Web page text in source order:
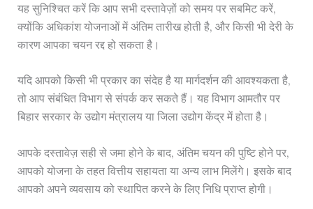
यह सुनिश्चित करें कि आप सभी दस्तावेज़ों को समय पर सबमिट करें,
क्योंकि अधिकांश योजनाओं में अंतिम तारीख होती है, और किसी भी देरी के
कारण आपका चयन रद्द हो सकता है।
यदि आपको किसी भी प्रकार का संदेह है या मार्गदर्शन की आवश्यकता है,
तो आप संबंधित विभाग से संपर्क कर सकते हैं। यह विभाग आमतौर पर
बिहार सरकार के उद्योग मंत्रालय या जिला उद्योग केंद्र में होता है।
आपके दस्तावेज़ सही से जमा होने के बाद, अंतिम चयन की पुष्टि होने पर,
आपको योजना के तहत वित्तीय सहायता या अन्य लाभ मिलेंगे। इसके बाद
आपको अपने व्यवसाय को स्थापित करने के लिए निधि प्राप्त होगी।